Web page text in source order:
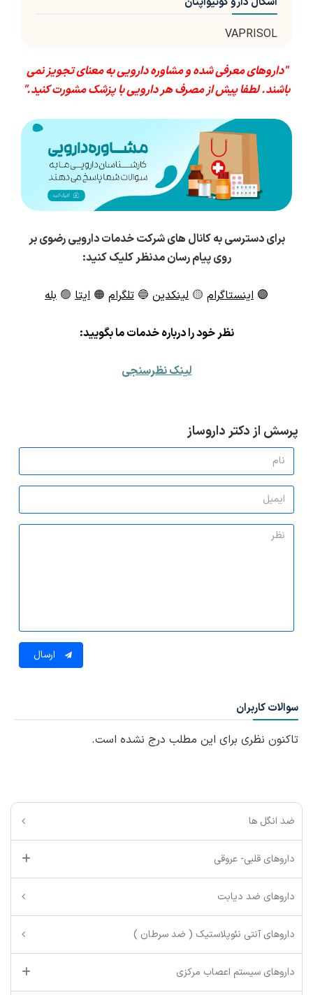
VAPRISOL
"داروهای معرفی شده و مشاوره دارویی به معنای تجویز نمی
باشند. لطفا پیش از مصرف هر دارویی با پزشک مشورت کنید."
برای دسترسی به کانال های شرکت خدمات دارویی رضوی بر
روی پیام رسان مدنظر کلیک کنید:
🟣 اینستاگرام 🟡 لینکدین 🔵 تلگرام 🟠 ایتا 🟢 بله
نظر خود را درباره خدمات ما بگویید:
لینک نظرسنجی
پرسش از دکتر داروساز
ارسال
سوالات کاربران
تاکنون نظری برای این مطلب درج نشده است.
ضد انگل ها
داروهای قلبی- عروقی
داروهای ضد دیابت
داروهای آنتی نئوپلاستیک ( ضد سرطان )
داروهای سیستم اعصاب مرکزی